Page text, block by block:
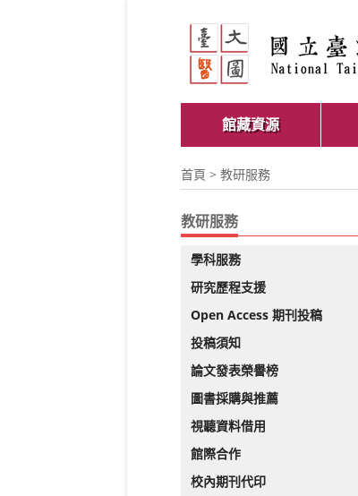
館藏資源
首頁 > 教研服務
教研服務
學科服務
研究歷程支援
Open Access 期刊投稿
投稿須知
論文發表榮譽榜
圖書採購與推薦
視聽資料借用
館際合作
校內期刊代印